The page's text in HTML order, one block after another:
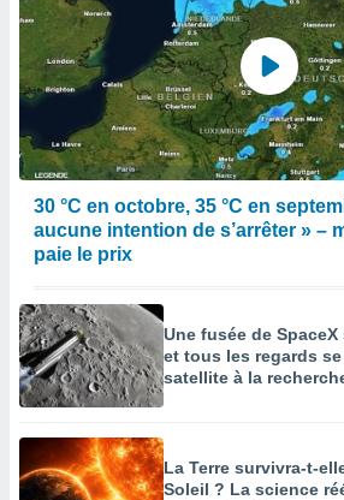
30 °C en octobre, 35 °C en
aucune intention de s’arrêter » –
paie le prix
Une fusée de
et tous les regards
satellite à la
La Terre survivra-t-
Soleil ? La science